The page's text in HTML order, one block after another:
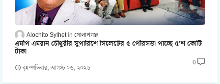
Alochito Sylhet গোলাপগঞ্জ
এমপি এমরান চৌধুরীর সুপারিশে সিলেটের ৫ পৌরসভা পাচ্ছে ৫'শ কোটি
টাকা
বৃহস্পতিবার, আগস্ট ০৬, ২০২৬
0